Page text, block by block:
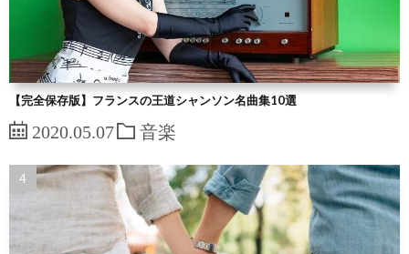
【完全保存版】フランスの王道シャンソン名曲集10選
2020.05.07 音楽